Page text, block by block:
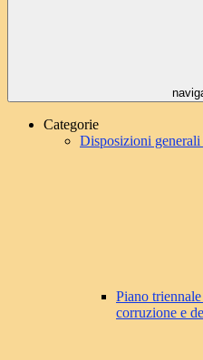
Categorie
Disposizioni generali
Piano
corruzione e